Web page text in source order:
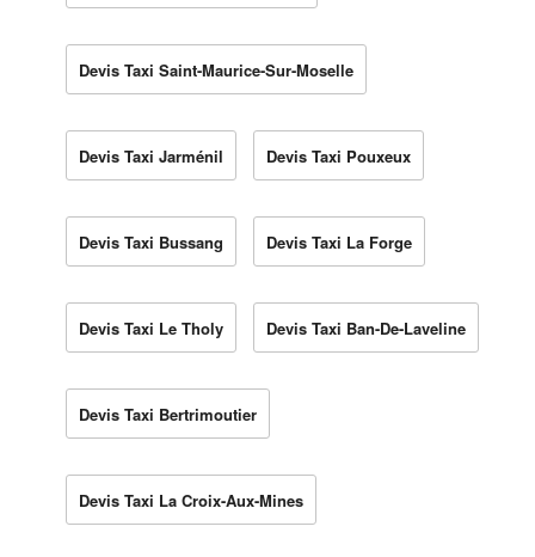
Devis Taxi Saint-Maurice-Sur-Moselle
Devis Taxi Jarménil Devis Taxi Pouxeux
Devis Taxi Bussang Devis Taxi La Forge
Devis Taxi Le Tholy Devis Taxi Ban-De-Laveline
Devis Taxi Bertrimoutier
Devis Taxi La Croix-Aux-Mines